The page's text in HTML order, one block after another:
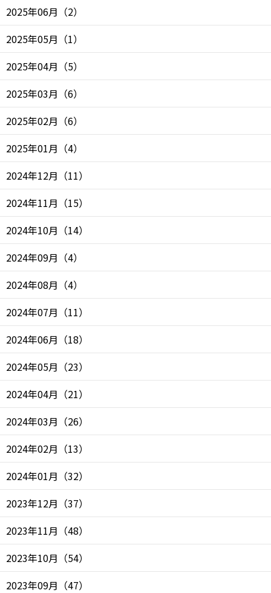
2025年06月 （2）
2025年05月 （1）
2025年04月 （5）
2025年03月 （6）
2025年02月 （6）
2025年01月 （4）
2024年12月 （11）
2024年11月 （15）
2024年10月 （14）
2024年09月 （4）
2024年08月 （4）
2024年07月 （11）
2024年06月 （18）
2024年05月 （23）
2024年04月 （21）
2024年03月 （26）
2024年02月 （13）
2024年01月 （32）
2023年12月 （37）
2023年11月 （48）
2023年10月 （54）
2023年09月 （47）